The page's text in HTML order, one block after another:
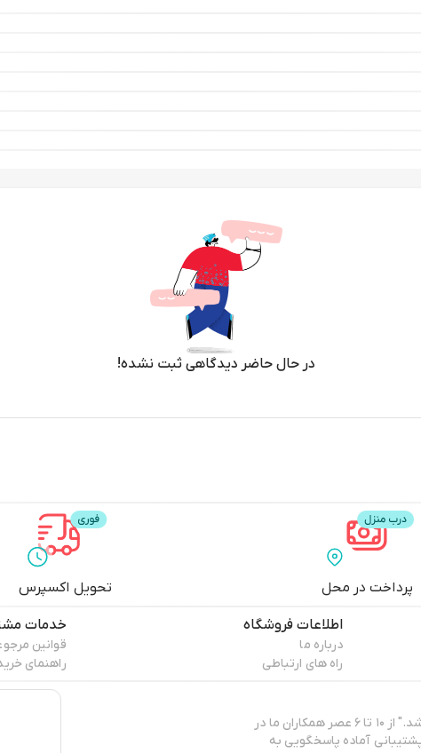
در حال حاضر دیدگاهی ثبت نشده!
پرداخت در محل تحویل اکسپرس
اطلاعات فروشگاه
درباره ما
راه های ارتباطی
خدمات
قوانین
راهنمای
"پپا برند ایرانی تولید و عرضه‌کننده‌ی انواع البسه کژوال و روزمره‌ی زنانه می‌باشد." از ۱۰ تا ۶ عصر همکاران ما در
آماده پاسخگویی به